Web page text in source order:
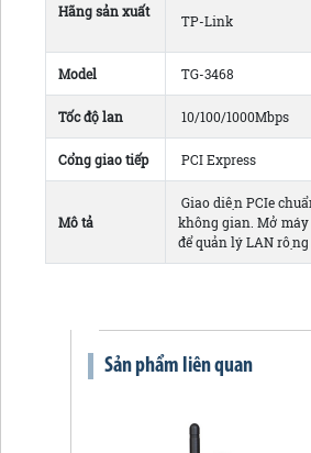
Hãng sản xuất
TP-Link
Model TG-3468
Tốc độ lan 10/100/1000Mbps
Cổng giao tiếp PCI Express
Mô tả
Giao diện PCIe
không gian. Mở
để quản lý LAN
Sản phẩm liên quan